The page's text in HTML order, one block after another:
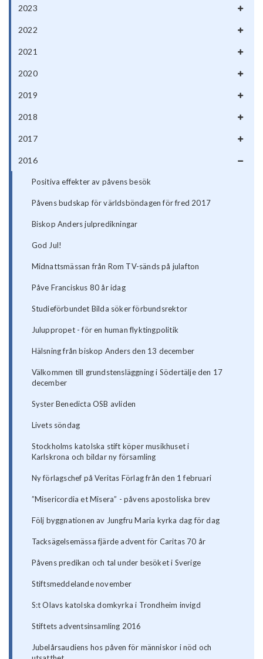
2023
2022
2021
2020
2019
2018
2017
2016
Positiva effekter av påvens besök
Påvens budskap för världsböndagen för fred 2017
Biskop Anders julpredikningar
God Jul!
Midnattsmässan från Rom TV-sänds på julafton
Påve Franciskus 80 år idag
Studieförbundet Bilda söker förbundsrektor
Juluppropet - för en human flyktingpolitik
Hälsning från biskop Anders den 13 december
Välkommen till grundstensläggning i Södertälje den 17
december
Syster Benedicta OSB avliden
Livets söndag
Stockholms katolska stift köper musikhuset i
Karlskrona och bildar ny församling
Ny förlagschef på Veritas Förlag från den 1 februari
”Misericordia et Misera” - påvens apostoliska brev
Följ byggnationen av Jungfru Maria kyrka dag för dag
Tacksägelsemässa fjärde advent för Caritas 70 år
Påvens predikan och tal under besöket i Sverige
Stiftsmeddelande november
S:t Olavs katolska domkyrka i Trondheim invigd
Stiftets adventsinsamling 2016
Jubelårsaudiens hos påven för människor i nöd och